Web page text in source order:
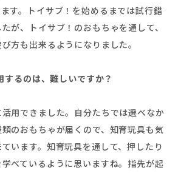
す。トイサブ！を始めるまでは試行錯
が、トイサブ！のおもちゃを通して、
方も出来るようになりました。
するのは、難しいですか？
用できました。自分たちでは選べなか
のおもちゃが届くので、知育玩具も気
います。知育玩具を通して、押したり
べているように思いますね。指先が起